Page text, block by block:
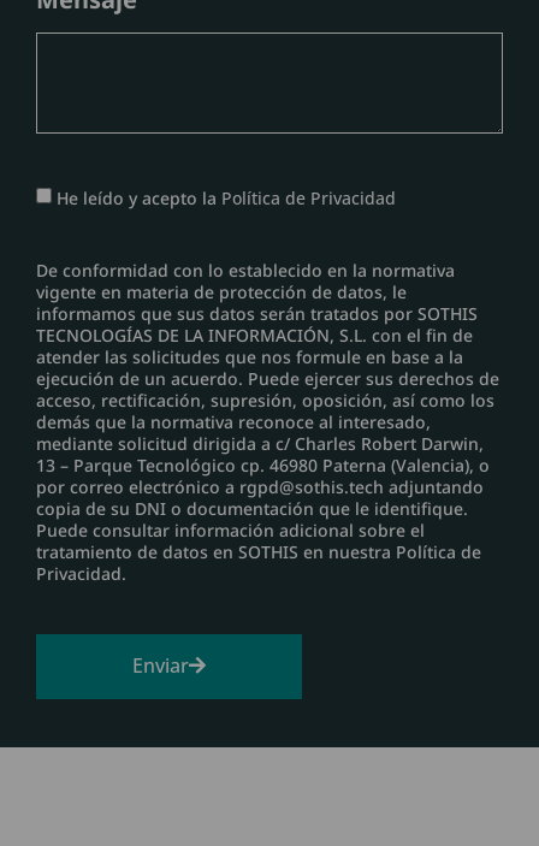
He leído y acepto la Política de Privacidad
De conformidad con lo establecido en la normativa
vigente en materia de protección de datos, le
informamos que sus datos serán tratados por SOTHIS
TECNOLOGÍAS DE LA INFORMACIÓN, S.L. con el fin de
atender las solicitudes que nos formule en base a la
ejecución de un acuerdo. Puede ejercer sus derechos de
acceso, rectificación, supresión, oposición, así como los
demás que la normativa reconoce al interesado,
mediante solicitud dirigida a c/ Charles Robert Darwin,
13 – Parque Tecnológico cp. 46980 Paterna (Valencia), o
por correo electrónico a rgpd@sothis.tech adjuntando
copia de su DNI o documentación que le identifique.
Puede consultar información adicional sobre el
tratamiento de datos en SOTHIS en nuestra Política de
Privacidad.
Enviar